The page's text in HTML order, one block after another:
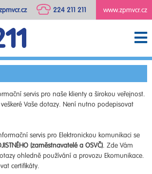
www.zpmvcr.cz
224 211 211
servis pro naše klienty a širokou veřejnost.
Vaše dotazy. Není nutno podepisovat
servis pro Elektronickou komunikaci se
(zaměstnavatelé a OSVČ). Zde Vám
ohledně používání a provozu Ekomunikace.
certifikáty.